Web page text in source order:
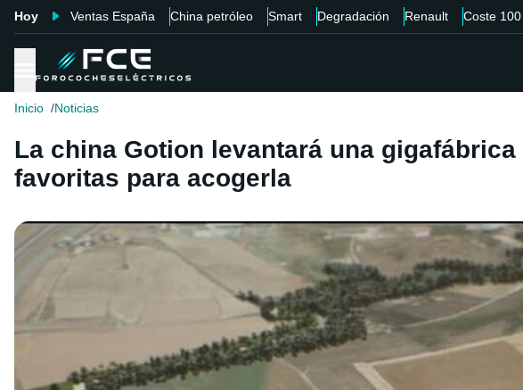
Hoy Ventas España China petróleo Smart Degradación Renault Coste
Inicio Noticias
La china Gotion levantará una
favoritas para acogerla